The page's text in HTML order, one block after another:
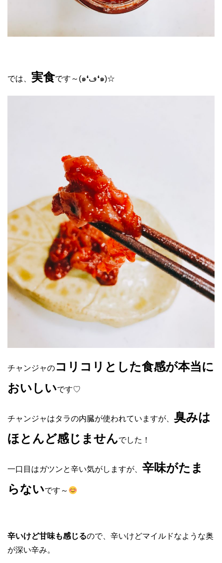
では、 実食 です～(๑❛︎ڡ❛︎๑)☆︎
チャンジャのコリコリとした食感が本当に
おいしいです♡
チャンジャはタラの内臓が使われていますが、 臭みは
ほとんど感じませんでした！
一口目はガツンと辛い気がしますが、 辛味がたま
らないです～
辛いけど甘味も感じるので、辛いけどマイルドなような奥
が深い辛み。